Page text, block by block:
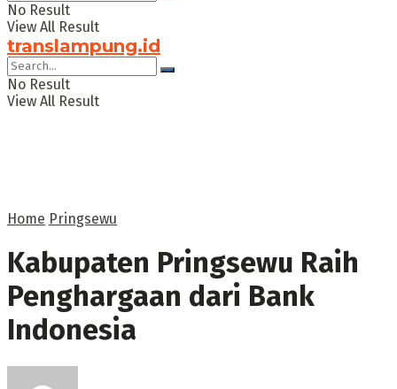
No Result
View All Result
translampung.id
No Result
View All Result
Home Pringsewu
Kabupaten Pringsewu Raih
Penghargaan dari Bank
Indonesia